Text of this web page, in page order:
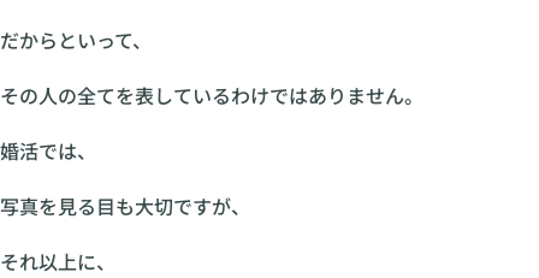
だからといって、
その人の全てを表しているわけではありません。
婚活では、
写真を見る目も大切ですが、
それ以上に、